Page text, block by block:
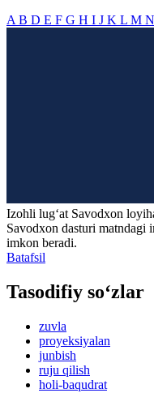
A B D E F G H I J K L M N
Izohli lugʻat Savodxon
Savodxon dasturi matndagi
imkon beradi.
Batafsil
Tasodifiy so‘zlar
zuvla
proyeksiyalan
junbish
ruju qilish
holi-baqudrat